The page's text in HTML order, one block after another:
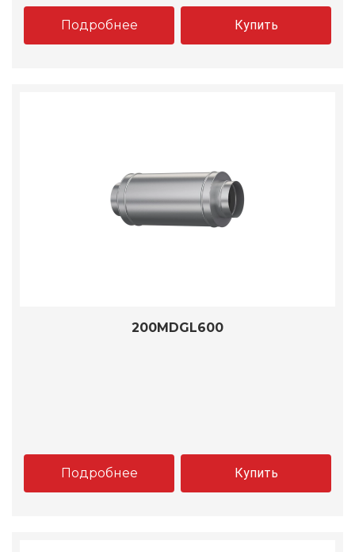
Подробнее Купить
200MDGL600
Подробнее Купить